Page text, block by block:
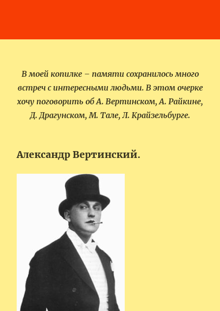
В моей копилке – памяти сохранилось много
встреч с интересными людьми. В этом очерке
хочу поговорить об А. Вертинском, А. Райкине,
Д. Драгунском, М. Тале, Л. Крайзельбурге.
Александр Вертинский.